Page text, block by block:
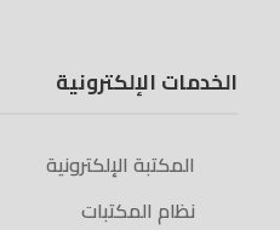
الخدمات الإلكترونية
المكتبة الإلكترونية
نظام المكتبات